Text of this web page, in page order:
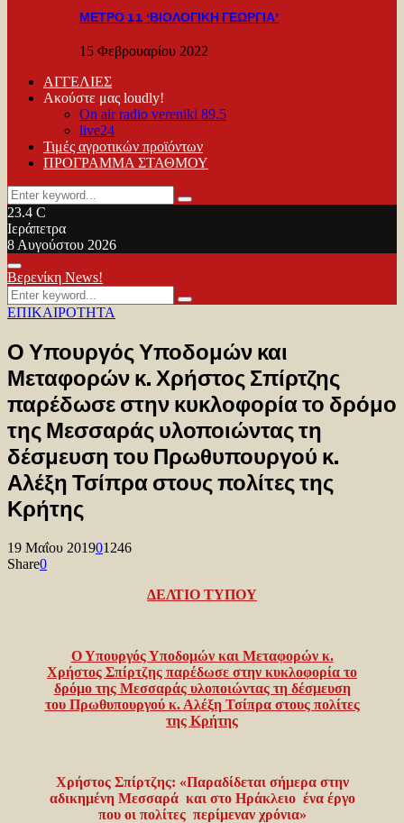
ΜΕΤΡΟ 11 ‘ΒΙΟΛΟΓΙΚΗ ΓΕΩΡΓΙΑ’
15 Φεβρουαρίου 2022
ΑΓΓΕΛΙΕΣ
Ακούστε μας loudly!
On air radio vereniki 89.5
live24
Τιμές αγροτικών προϊόντων
ΠΡΟΓΡΑΜΜΑ ΣΤΑΘΜΟΥ
Search
for:
Search
23.4 C
Ιεράπετρα
8 Αυγούστου 2026
Facebook
Twitter
Youtube
Primary
Menu
Βερενίκη News!
Search
for:
Search
ΕΠΙΚΑΙΡΟΤΗΤΑ
Ο Υπουργός Υποδομών και
Μεταφορών κ. Χρήστος Σπίρτζης
παρέδωσε στην κυκλοφορία το δρόμο
της Μεσσαράς υλοποιώντας τη
δέσμευση του Πρωθυπουργού κ.
Αλέξη Τσίπρα στους πολίτες της
Κρήτης
19 Μαΐου 201901246
Share0
ΔΕΛΤΙΟ ΤΥΠΟΥ
Ο Υπουργός Υποδομών και Μεταφορών κ.
Χρήστος Σπίρτζης παρέδωσε στην κυκλοφορία το
δρόμο της Μεσσαράς υλοποιώντας τη δέσμευση
του Πρωθυπουργού κ. Αλέξη Τσίπρα στους πολίτες
της Κρήτης
Χρήστος Σπίρτζης: «Παραδίδεται σήμερα στην
αδικημένη Μεσσαρά και στο Ηράκλειο ένα έργο
που οι πολίτες περίμεναν χρόνια»